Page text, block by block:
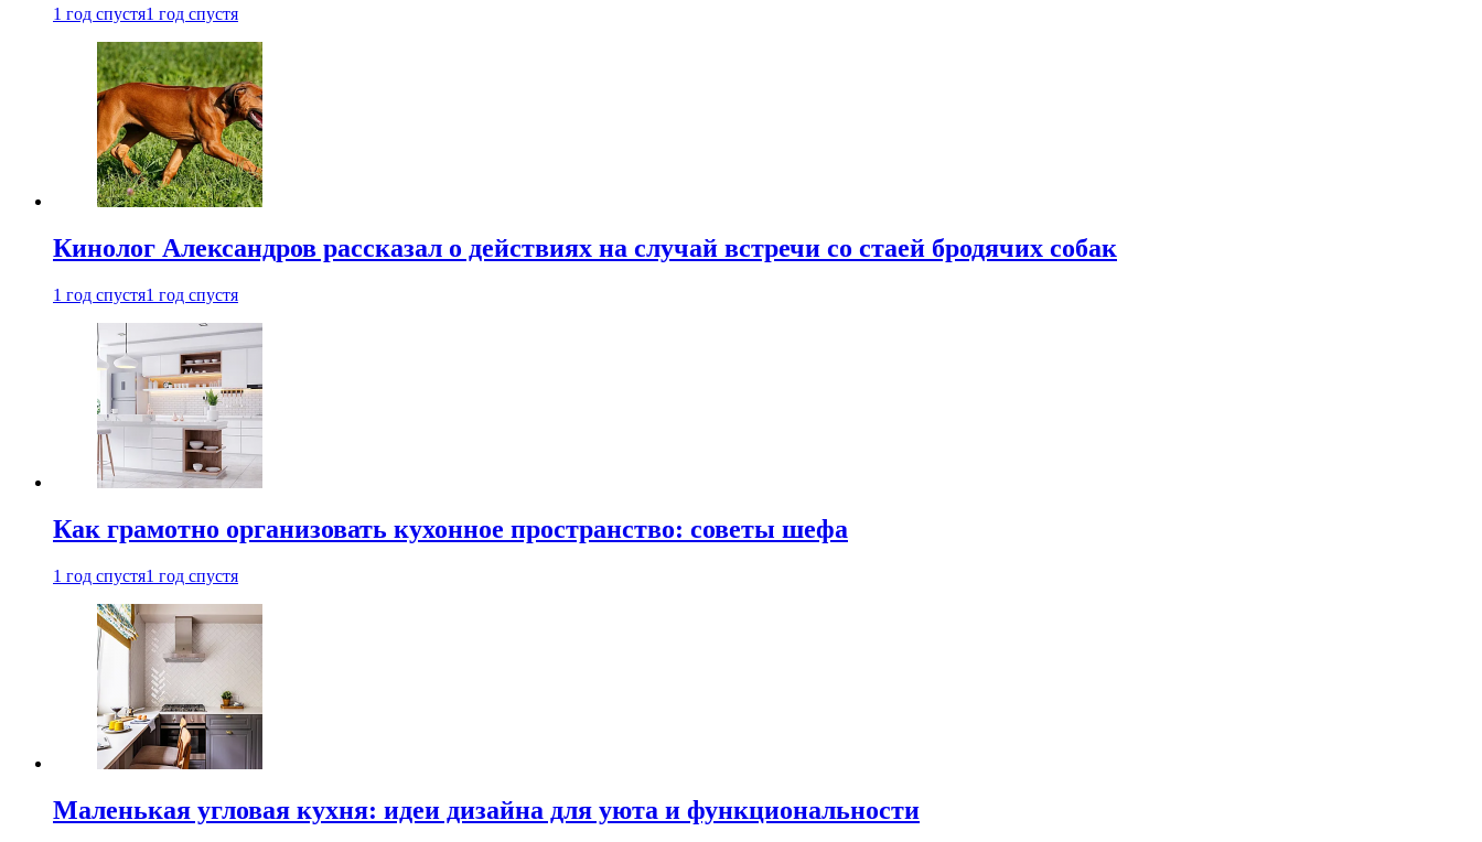
1 год спустя1 год спустя
Кинолог Александров рассказал о действиях на случай встречи со стаей бродячих собак
1 год спустя1 год спустя
Как грамотно организовать кухонное пространство: советы шефа
1 год спустя1 год спустя
Маленькая угловая кухня: идеи дизайна для уюта и функциональности